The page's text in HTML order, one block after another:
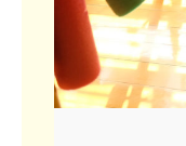
校外場地
布
習泳棒
鏡面紙
節日燈飾
小電筒
吹氣系列
水泡
氣球
污糟貓物資系列
毛冷
大自然物資系列
攀爬裝置
鋸紙皮工具
皺紋膠紙
魔術貼
參考資料
遊戲在校園通訊
智樂資源配套
忘記密碼